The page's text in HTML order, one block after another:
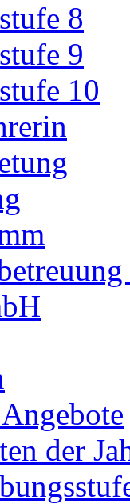
8
9
10
der